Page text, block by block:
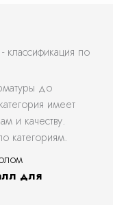
по
до
имеет
и качеству.
категориям.
для